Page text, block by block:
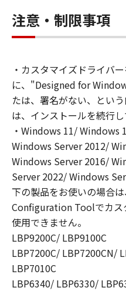
す。）において、「本
（本契約書においては
コンピューターの記
ること、アクセスす
ことのいずれも含む
の非独占的権利をお
お客様は、また「指定
通じて接続されたコ
コンピューターの使
ェア」を使用させる
コンピューターの使
よび条件を遵守させ
し全責任を負うこと
(2) お客様は、上記
ェア」を使用するた
「本ソフトウェア」を
きます。
(3) 上記(1)および(2)に
ノンまたはキヤノンの
注意・制限事項
・カスタマイズドライバ
に、"Designed for
たは、署名がない、とい
は、インストールを続行し
・Windows 11/
Windows Server 2012/
Windows Server 2016/
Server 2022/ Windows
下の製品をお使いの場合
Configuration Toolでカス
使用できません。
LBP9200C/ LBP9100C
LBP7200C/ LBP7200CN/
LBP7010C
LBP6340/ LBP6330/